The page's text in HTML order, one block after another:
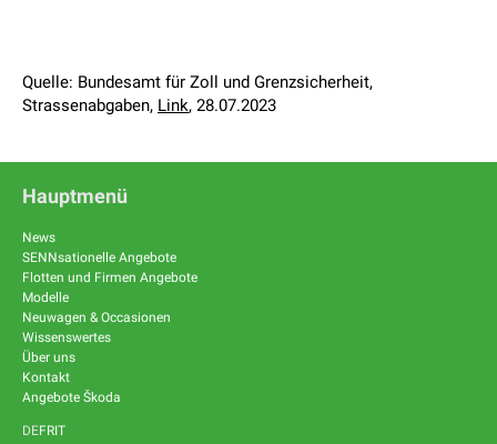
Quelle: Bundesamt für Zoll und Grenzsicherheit,
Strassenabgaben, Link, 28.07.2023
Hauptmenü
News
SENNsationelle Angebote
Flotten und Firmen Angebote
Modelle
Neuwagen & Occasionen
Wissenswertes
Über uns
Kontakt
Angebote Škoda
DEFRIT